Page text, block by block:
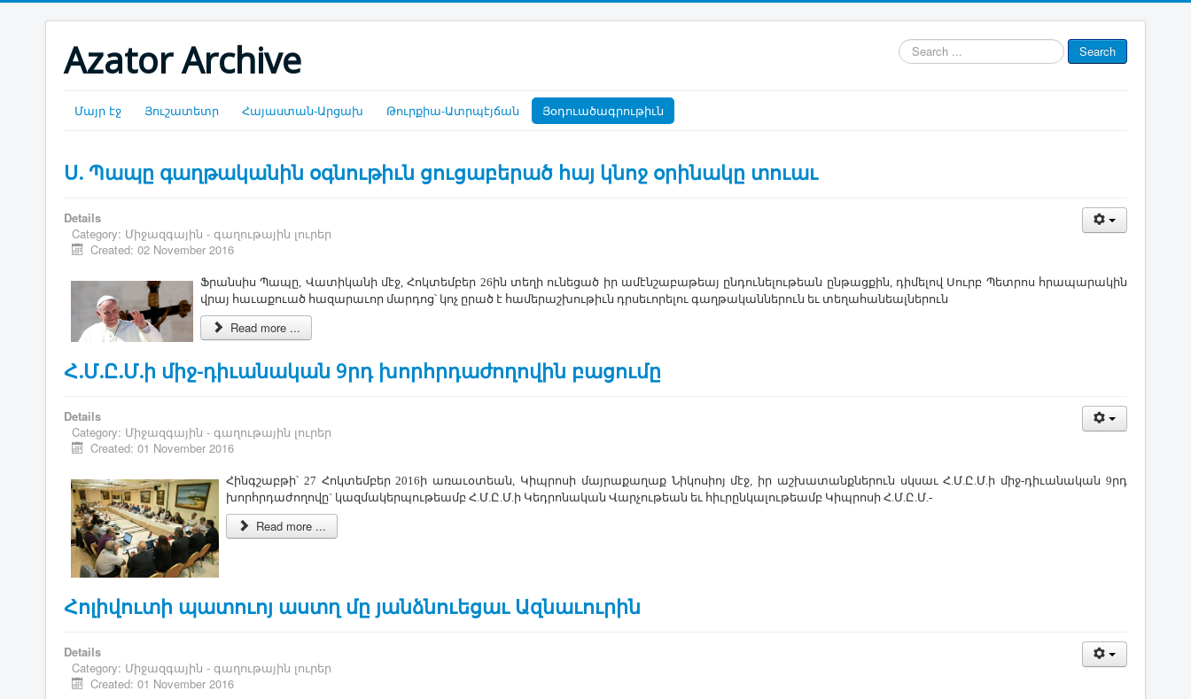
Azator Archive
Search
...
Search
Մայր էջ Յուշատետր Հայաստան-Արցախ Թուրքիա-Ատրպէյճան Յօդուածագրութիւն
Ս. Պապը գաղթականին օգնութիւն ցուցաբերած հայ կնոջ օրինակը տուաւ
Details
Category: Միջազգային - գաղութային լուրեր
Created: 02 November 2016
Ֆ­րան­սիս ­Պա­պը, ­Վա­տի­կա­նի մէջ, ­Հոկ­տեմ­բեր 26ին տե­ղի ու­նե­ցած իր ա­մէն­շա­բա­թեայ ըն­դու­նե­լու­թեան ըն­թաց­քին, դի­մե­լով ­Սուրբ ­Պետ­րոս հրա­պա­րա­կին
վրայ հա­ւա­քո­ւած հա­զա­րա­ւոր մար­դոց՝ կոչ ը­րած է հա­մե­րաշ­խու­թիւն դրսե­ւո­րե­լու գաղ­թա­կան­նե­րուն եւ տե­ղա­հա­նեալ­նե­րուն
Read more ...
Հ.Մ.Ը.Մ.ի միջ-դիւանական 9րդ խորհրդաժողովին բացումը
Details
Category: Միջազգային - գաղութային լուրեր
Created: 01 November 2016
Հինգ­շաբ­թի՝ 27 Հոկ­տեմ­բեր 2016ի ա­ռա­ւօ­տեան, Կիպ­րո­սի մայ­րա­քա­ղաք Նի­կո­սիոյ մէջ, իր աշ­խա­տանք­նե­րուն սկսաւ Հ.Մ.Ը.Մ.ի միջ-դի­ւա­նա­կան 9րդ
խորհր­դա­ժո­ղո­վը` կազ­մա­կեր­պու­թեամբ Հ.Մ.Ը.Մ.ի Կեդ­րո­նա­կան Վար­չու­թեան եւ հիւ­րըն­կա­լու­թեամբ Կիպ­րո­սի Հ.Մ.Ը.Մ.-
Read more ...
Հոլիվուտի պատուոյ աստղ մը յանձնուեցաւ Ազնաւուրին
Details
Category: Միջազգային - գաղութային լուրեր
Created: 01 November 2016